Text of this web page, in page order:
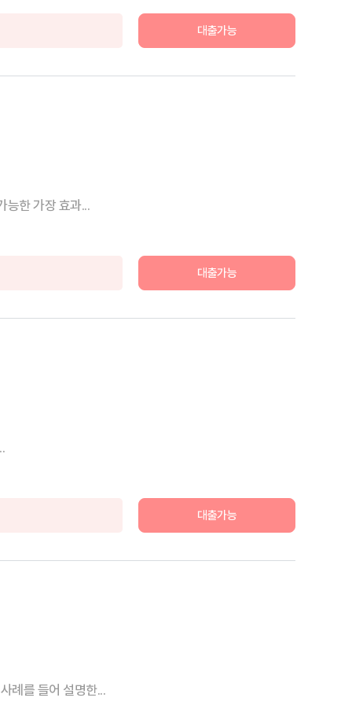
대출가능
능한 가장 효과...
대출가능
대출가능
례를 들어 설명한...